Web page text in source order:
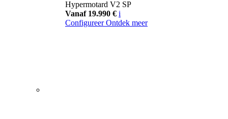
Hypermotard V2 SP
Vanaf 19.990 € i
Configureer Ontdek meer